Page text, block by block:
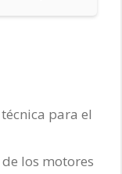
para el
los motores